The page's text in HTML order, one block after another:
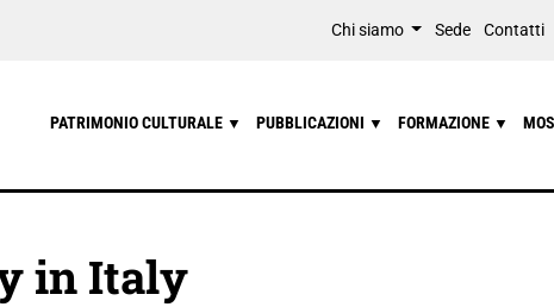
Chi siamo Sede Contatti
PATRIMONIO CULTURALE ▼ PUBBLICAZIONI ▼ FORMAZIONE ▼
in Italy